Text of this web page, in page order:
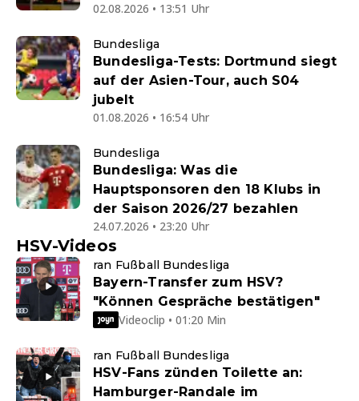
02.08.2026 • 13:51 Uhr
Bundesliga
Bundesliga-Tests: Dortmund siegt
auf der Asien-Tour, auch S04
jubelt
01.08.2026 • 16:54 Uhr
Bundesliga
Bundesliga: Was die
Hauptsponsoren den 18 Klubs in
der Saison 2026/27 bezahlen
24.07.2026 • 23:20 Uhr
HSV-Videos
ran Fußball Bundesliga
Bayern-Transfer zum HSV?
"Können Gespräche bestätigen"
Videoclip • 01:20 Min
ran Fußball Bundesliga
HSV-Fans zünden Toilette an:
Hamburger-Randale im